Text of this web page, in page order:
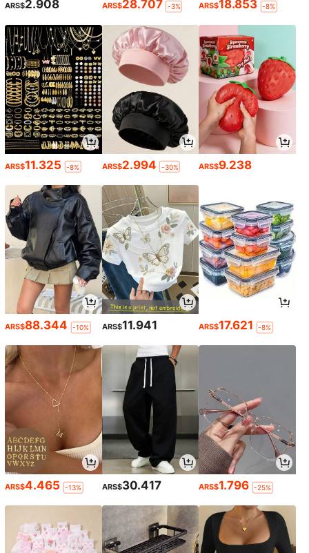
ARS$2.908 ARS$28.707 -3% ARS$18.853 -8%
ARS$11.325 -8% ARS$2.994 -30% ARS$9.238
ARS$88.344 -10% ARS$11.941 ARS$17.621 -8%
ARS$4.465 -13% ARS$30.417 ARS$1.796 -25%